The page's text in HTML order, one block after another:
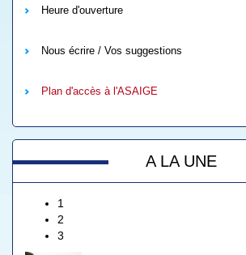
Heure d'ouverture
Nous écrire / Vos suggestions
Plan d'accès à l'ASAIGE
A LA UNE
1
2
3